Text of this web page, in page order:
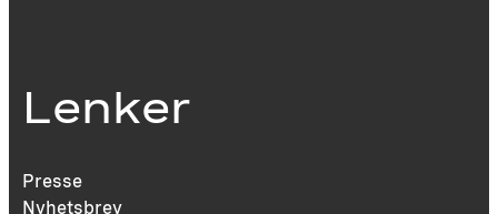
Lenker
Presse
Nyhetsbrev